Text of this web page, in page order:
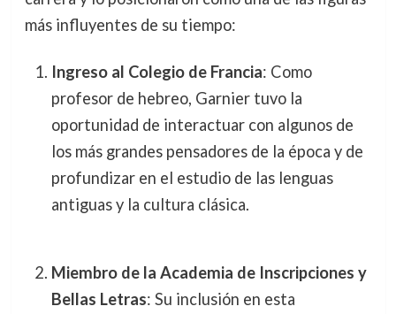
más influyentes de su tiempo:
Ingreso al Colegio de Francia: Como
profesor de hebreo, Garnier tuvo la
oportunidad de interactuar con algunos de
los más grandes pensadores de la época y de
profundizar en el estudio de las lenguas
antiguas y la cultura clásica.
Miembro de la Academia de Inscripciones y
Bellas Letras: Su inclusión en esta